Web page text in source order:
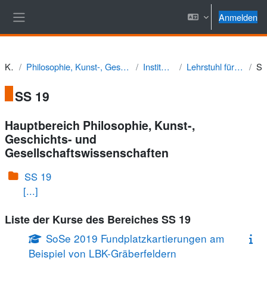
Anmelden
Kurse Philosophie, Kunst-, Geschichts- und Gesellschaftswissenschaften Institut für Geschichte Lehrstuhl für Vor- und Frühgeschichte
SS 19
Hauptbereich Philosophie, Kunst-,
Geschichts- und
Gesellschaftswissenschaften
SS 19
[...]
Liste der Kurse des Bereiches SS 19
SoSe 2019 Fundplatzkartierungen am
Beispiel von LBK-Gräberfeldern